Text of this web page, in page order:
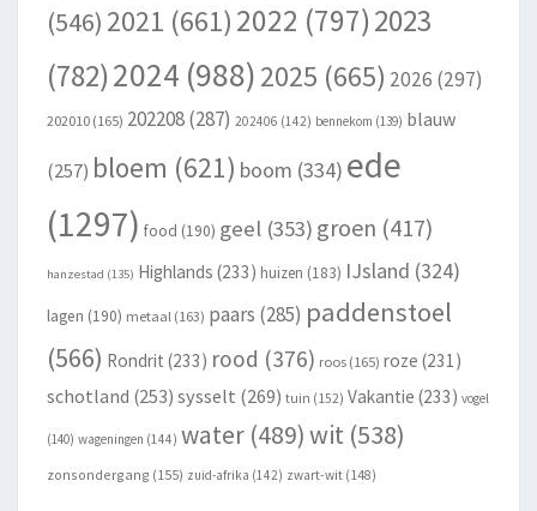
(546) 2021 (661) 2022 (797)2023
(782)2024 (988) 2025 (665) 2026 (297)
202010 (165) 202208(287) 202406 (142) bennekom (139) blauw
(257) bloem (621) boom (334) ede
(1297) food (190) geel (353) groen (417)
hanzestad (135) Highlands (233) huizen (183) IJsland (324)
lagen (190) metaal (163) paars (285) paddenstoel
(566) Rondrit (233) rood (376) roos (165) roze (231)
schotland (253) sysselt (269) tuin (152) Vakantie (233) vogel
(140) wageningen (144) water (489)wit (538)
zonsondergang (155) zuid-afrika (142) zwart-wit (148)